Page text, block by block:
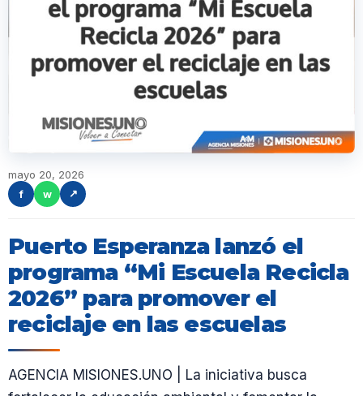
mayo 20, 2026
f
w ↗
Puerto Esperanza lanzó el
programa “Mi Escuela Recicla
2026” para promover el
reciclaje en las escuelas
AGENCIA MISIONES.UNO | La iniciativa busca